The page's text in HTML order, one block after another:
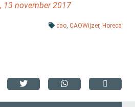
13 november 2017
cao, CAOWijzer, Horeca